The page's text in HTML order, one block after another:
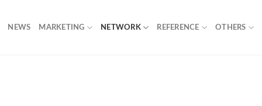
NEWS MARKETING NETWORK REFERENCE OTHERS